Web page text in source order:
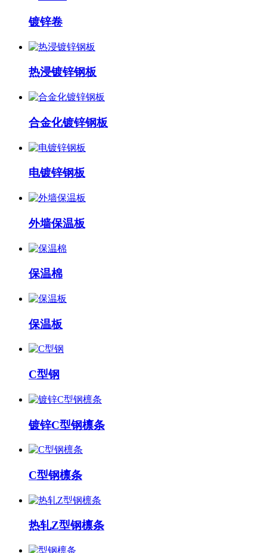
镀锌卷
热浸镀锌钢板
合金化镀锌钢板
电镀锌钢板
外墙保温板
保温棉
保温板
C型钢
镀锌C型钢檩条
C型钢檩条
热轧Z型钢檩条